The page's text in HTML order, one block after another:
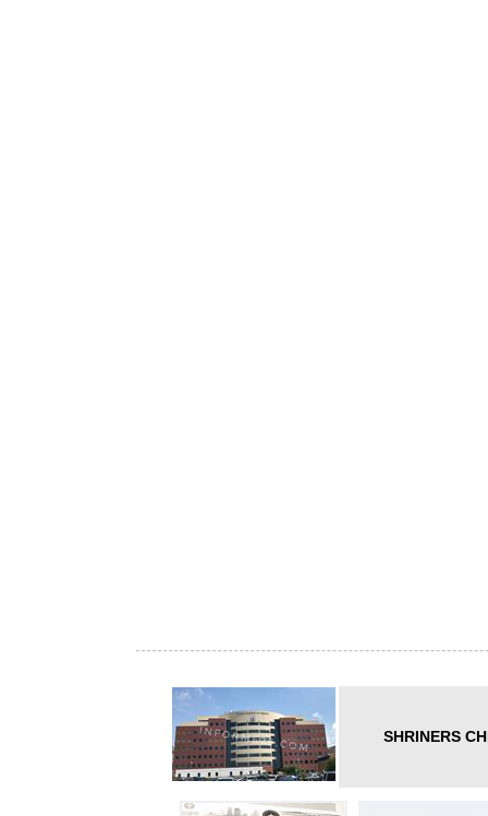
SHRINERS